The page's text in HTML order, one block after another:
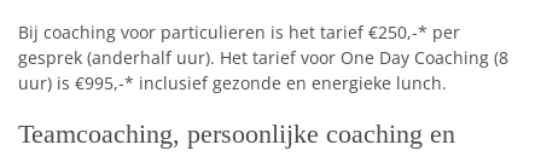
Bij coaching voor particulieren is het tarief €250,-* per
gesprek (anderhalf uur). Het tarief voor One Day Coaching (8
uur) is €995,-* inclusief gezonde en energieke lunch.
Teamcoaching, persoonlijke coaching en